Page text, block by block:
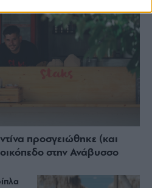
προσγειώθηκε (και
στην Ανάβυσσο